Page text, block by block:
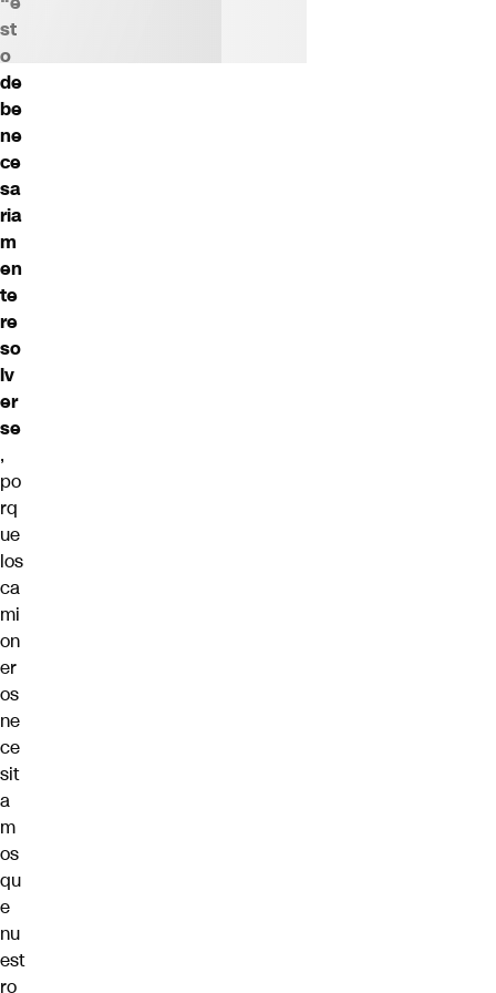
st
o
de
be
ne
ce
sa
ria
m
en
te
re
so
lv
er
se
,
po
rq
ue
los
ca
mi
on
er
os
ne
ce
sit
a
m
os
qu
e
nu
est
ro